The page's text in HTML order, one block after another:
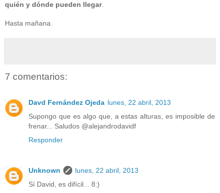
quién y dónde pueden llegar.
Hasta mañana.
7 comentarios:
Davd Fernández Ojeda lunes, 22 abril, 2013
Supongo que es algo que, a estas alturas, es imposible de
frenar... Saludos @alejandrodavidf
Responder
Unknown
lunes, 22 abril, 2013
Sí David, es difícil... 8:)